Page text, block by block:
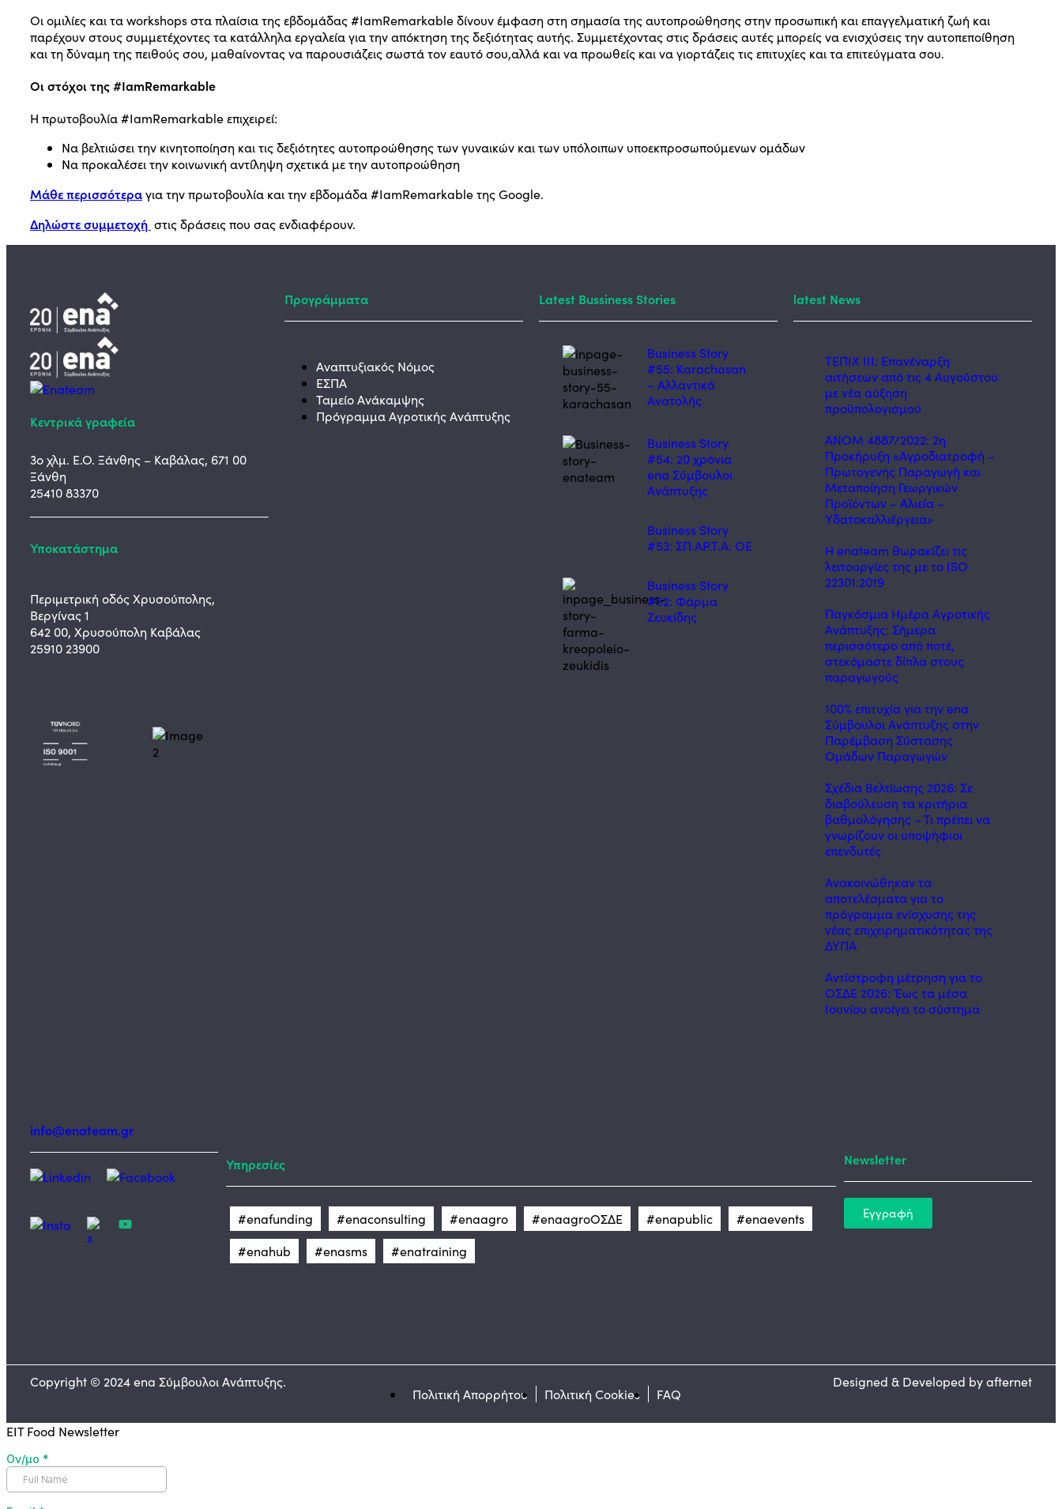
Οι ομιλίες και τα workshops στα πλαίσια της εβδομάδας #ΙamRemarkable δίνουν έμφαση στη σημασία της αυτοπροώθησης στην προσωπική και επαγγελματική ζωή και
παρέχουν στους συμμετέχοντες τα κατάλληλα εργαλεία για την απόκτηση της δεξιότητας αυτής. Συμμετέχοντας στις δράσεις αυτές μπορείς να ενισχύσεις την αυτοπεποίθηση
και τη δύναμη της πειθούς σου, μαθαίνοντας να παρουσιάζεις σωστά τον εαυτό σου,αλλά και να προωθείς και να γιορτάζεις τις επιτυχίες και τα επιτεύγματα σου.
Οι στόχοι της #IamRemarkable
Η πρωτοβουλία #IamRemarkable επιχειρεί:
Να βελτιώσει την κινητοποίηση και τις δεξιότητες αυτοπροώθησης των γυναικών και των υπόλοιπων υποεκπροσωπούμενων ομάδων
Να προκαλέσει την κοινωνική αντίληψη σχετικά με την αυτοπροώθηση
Μάθε περισσότεραγια την πρωτοβουλία και την εβδομάδα #IamRemarkable της Google.
Δηλώστε συμμετοχή στις δράσεις που σας ενδιαφέρουν.
Κεντρικά γραφεία
3ο χλμ. Ε.Ο. Ξάνθης – Καβάλας, 671 00
Ξάνθη
25410 83370
Υποκατάστημα
Περιμετρική οδός Χρυσούπολης,
Βεργίνας 1
642 00, Χρυσούπολη Καβάλας
25910 23900
Προγράμματα
Αναπτυξιακός Νόμος
ΕΣΠΑ
Ταμείο Ανάκαμψης
Πρόγραμμα Αγροτικής Ανάπτυξης
Latest Bussiness Stories
Business Story
#55: Karachasan
– Αλλαντικά
Ανατολής
Business Story
#54: 20 χρόνια
ena Σύμβουλοι
Ανάπτυξης
Business Story
#53: ΣΠ.ΑΡ.Τ.Α. ΟΕ
Business Story
#52: Φάρμα
Ζευκίδης
latest News
ΤΕΠΙΧ ΙΙΙ: Επανέναρξη
αιτήσεων από τις 4 Αυγούστου
με νέα αύξηση
προϋπολογισμού
ΑΝΟΜ 4887/2022: 2η
Προκήρυξη «Αγροδιατροφή –
Πρωτογενής Παραγωγή και
Μεταποίηση Γεωργικών
Προϊόντων – Αλιεία –
Υδατοκαλλιέργεια»
Η enateam θωρακίζει τις
λειτουργίες της με το ISO
22301:2019
Παγκόσμια Ημέρα Αγροτικής
Ανάπτυξης: Σήμερα
περισσότερο από ποτέ,
στεκόμαστε δίπλα στους
παραγωγούς
100% επιτυχία για την ena
Σύμβουλοι Ανάπτυξης στην
Παρέμβαση Σύστασης
Ομάδων Παραγωγών
Σχέδια Βελτίωσης 2026: Σε
διαβούλευση τα κριτήρια
βαθμολόγησης – Τι πρέπει να
γνωρίζουν οι υποψήφιοι
επενδυτές
Ανακοινώθηκαν τα
αποτελέσματα για το
πρόγραμμα ενίσχυσης της
νέας επιχειρηματικότητας της
ΔΥΠΑ
Αντίστροφη μέτρηση για το
ΟΣΔΕ 2026: Έως τα μέσα
Ιουνίου ανοίγει το σύστημα
info@enateam.gr
Υπηρεσίες
#enafunding #enaconsulting #enaagro #enaagroΟΣΔΕ #enapublic
#enaevents
#enahub
#enasms #enatraining
Newsletter
Εγγραφή
Copyright © 2024 ena Σύμβουλοι Ανάπτυξης.
Πολιτική Απορρήτου Πολιτική Cookies FAQ
Designed & Developed by afternet
EIT Food Newsletter